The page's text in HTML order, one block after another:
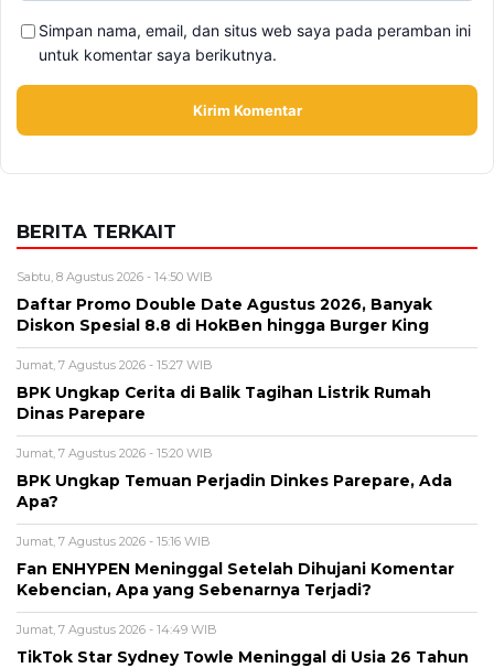
Simpan nama, email, dan situs web saya pada peramban ini
untuk komentar saya berikutnya.
BERITA TERKAIT
Sabtu, 8 Agustus 2026 - 14:50 WIB
Daftar Promo Double Date Agustus 2026, Banyak
Diskon Spesial 8.8 di HokBen hingga Burger King ‎
Jumat, 7 Agustus 2026 - 15:27 WIB
BPK Ungkap Cerita di Balik Tagihan Listrik Rumah
Dinas Parepare
Jumat, 7 Agustus 2026 - 15:20 WIB
BPK Ungkap Temuan Perjadin Dinkes Parepare, Ada
Apa?
Jumat, 7 Agustus 2026 - 15:16 WIB
Fan ENHYPEN Meninggal Setelah Dihujani Komentar
Kebencian, Apa yang Sebenarnya Terjadi?
Jumat, 7 Agustus 2026 - 14:49 WIB
TikTok Star Sydney Towle Meninggal di Usia 26 Tahun